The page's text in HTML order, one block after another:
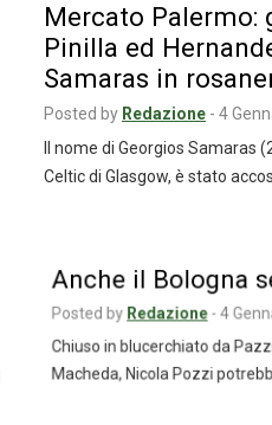
Mercato
Pinilla ed
Samaras in
Posted by Redazione - 4
Il nome di Georgios Samaras
Celtic di Glasgow, è stato
Anche il Bologna
Posted byRedazione - 4
Chiuso in blucerchiato da
Macheda, Nicola Pozzi